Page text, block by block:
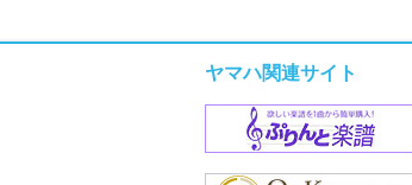
ヤマハ関連サイト